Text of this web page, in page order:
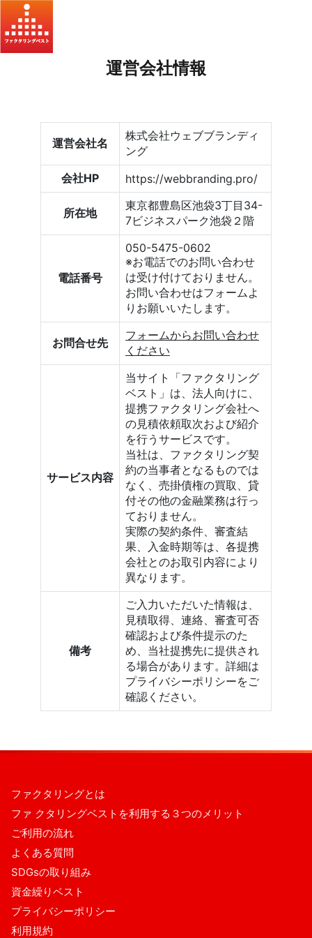
運営会社情報
運営会社名
株式会社ウェブブランディ
ング
会社HP
https://webbranding.pro/
所在地
東京都豊島区池袋3丁目34-
7ビジネスパーク池袋２階
電話番号
050-5475-0602
※お電話でのお問い合わせ
は受け付けておりません。
お問い合わせはフォームよ
りお願いいたします。
お問合せ先
フォームからお問い合わせ
ください
サービス内容
当サイト「ファクタリング
ベスト」は、法人向けに、
提携ファクタリング会社へ
の見積依頼取次および紹介
を行うサービスです。
当社は、ファクタリング契
約の当事者となるものでは
なく、売掛債権の買取、貸
付その他の金融業務は行っ
ておりません。
実際の契約条件、審査結
果、入金時期等は、各提携
会社とのお取引内容により
異なります。
備考
ご入力いただいた情報は、
見積取得、連絡、審査可否
確認および条件提示のた
め、当社提携先に提供され
る場合があります。詳細は
プライバシーポリシーをご
確認ください。
ファクタリングとは
ファ クタリングベストを利用する３つのメリット
ご利用の流れ
よくある質問
SDGsの取り組み
資金繰りベスト
プライバシーポリシー
利用規約